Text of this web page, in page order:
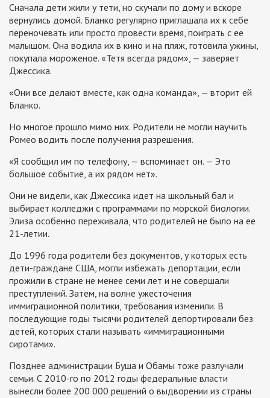
Сначала дети жили у тети, но скучали по дому и вскоре
вернулись домой. Бланко регулярно приглашала их к себе
переночевать или просто провести время, поиграть с ее
малышом. Она водила их в кино и на пляж, готовила ужины,
покупала мороженое. «Тетя всегда рядом», — заверяет
Джессика.
«Они все делают вместе, как одна команда», — вторит ей
Бланко.
Но многое прошло мимо них. Родители не могли научить
Ромео водить после получения разрешения.
«Я сообщил им по телефону, — вспоминает он. — Это
большое событие, а их рядом нет».
Они не видели, как Джессика идет на школьный бал и
выбирает колледжи с программами по морской биологии.
Элиза особенно переживала, что родителей не было на ее
21-летии.
До 1996 года родители без документов, у которых есть
дети-граждане США, могли избежать депортации, если
прожили в стране не менее семи лет и не совершали
преступлений. Затем, на волне ужесточения
иммиграционной политики, требования изменили. В
последующие годы тысячи родителей депортировали без
детей, которых стали называть «иммиграционными
сиротами».
Позднее администрации Буша и Обамы тоже разлучали
семьи. С 2010-го по 2012 годы федеральные власти
вынесли более 200 000 решений о выдворении из страны